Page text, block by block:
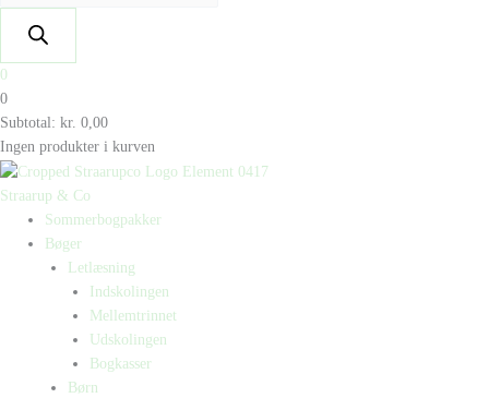
0
0
Subtotal: kr. 0,00
Ingen produkter i kurven
Straarup & Co
Sommerbogpakker
Bøger
Letlæsning
Indskolingen
Mellemtrinnet
Udskolingen
Bogkasser
Børn